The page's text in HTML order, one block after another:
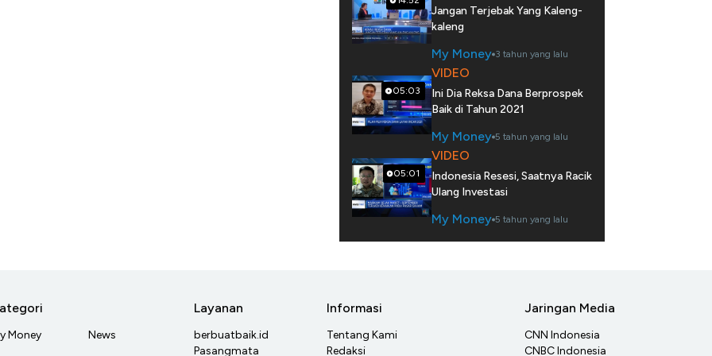
Jangan Terjebak Yang Kaleng-
kaleng
My Money 3 tahun yang lalu
05:03
VIDEO
Ini Dia Reksa Dana Berprospek
Baik di Tahun 2021
My Money 5 tahun yang lalu
05:01
VIDEO
Indonesia Resesi, Saatnya Racik
Ulang Investasi
My Money 5 tahun yang lalu
Money
News
Layanan
berbuatbaik.id
Pasangmata
Informasi
Tentang Kami
Redaksi
Jaringan Media
CNN Indonesia
CNBC Indonesia